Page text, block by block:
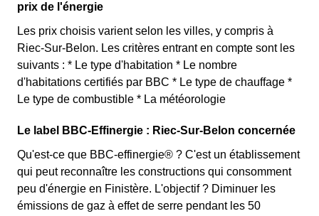
prix de l'énergie
Les prix choisis varient selon les villes, y compris à
Riec-Sur-Belon. Les critères entrant en compte sont les
suivants : * Le type d'habitation * Le nombre
d'habitations certifiés par BBC * Le type de chauffage *
Le type de combustible * La météorologie
Le label BBC-Effinergie : Riec-Sur-Belon concernée
Qu'est-ce que BBC-effinergie® ? C'est un établissement
qui peut reconnaître les constructions qui consomment
peu d'énergie en Finistère. L'objectif ? Diminuer les
émissions de gaz à effet de serre pendant les 50